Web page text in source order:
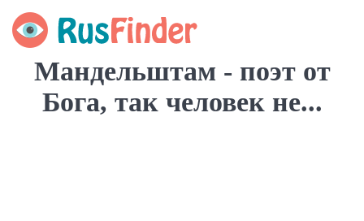
Мандельштам - поэт от
Бога, так человек не...